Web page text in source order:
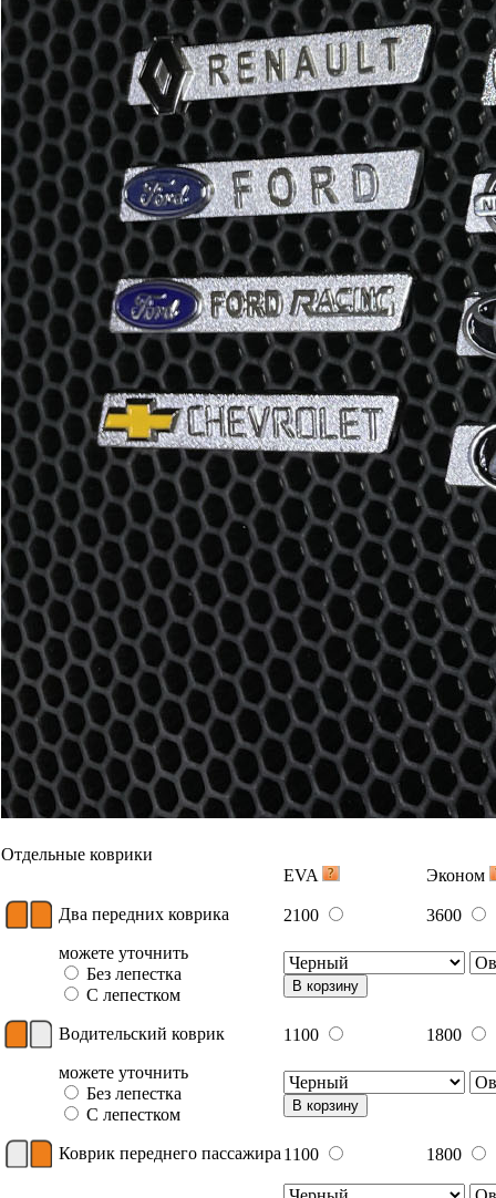
Отдельные коврики
EVA
Эконом
Два передних коврика 2100
3600
можете уточнить
Без лепестка
С лепестком
В корзину
Водительский коврик 1100
1800
можете уточнить
Без лепестка
С лепестком
В корзину
Коврик переднего пассажира 1100 1800